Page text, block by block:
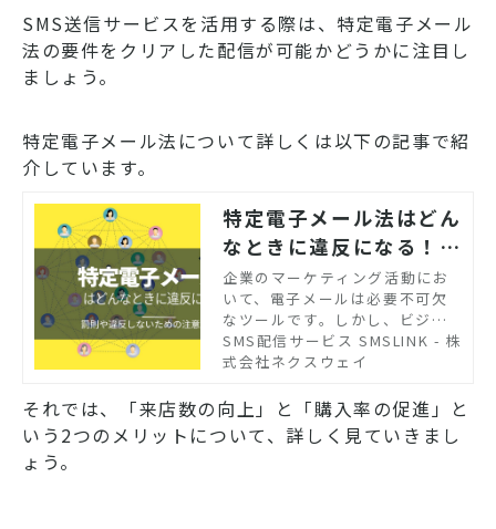
SMS送信サービスを活用する際は、特定電子メール
法の要件をクリアした配信が可能かどうかに注目し
ましょう。
特定電子メール法について詳しくは以下の記事で紹
介しています。
特定電子メール法はどん
なときに違反になる！？
罰則や違反しないための
注意点を解説
企業のマーケティング活動にお
いて、電子メールは必要不可欠
なツールです。しかし、ビジネ
スで電子メールを使用するため
には、特定電子メール法で定め
ます。この記事では、特定電子
メール法が制定された理由や違
反した場合の罰則などについて
SMS配信サービス SMSLINK - 株
式会社ネクスウェイ
それでは、「来店数の向上」と「購入率の促進」と
いう2つのメリットについて、詳しく見ていきまし
ょう。